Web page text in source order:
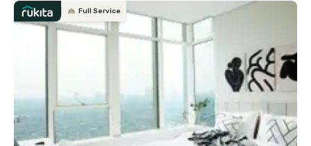
Full Service